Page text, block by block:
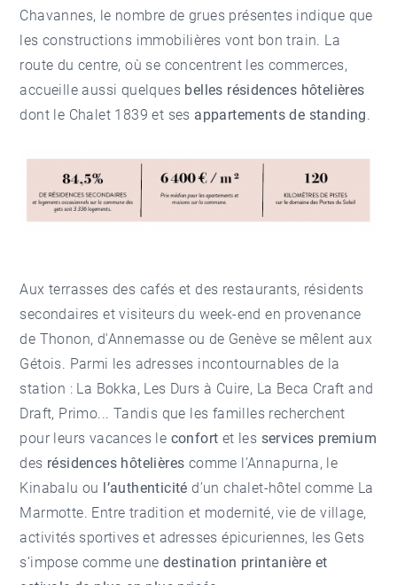
Chavannes, le nombre de grues présentes indique que
les constructions immobilières vont bon train. La
route du centre, où se concentrent les commerces,
accueille aussi quelques belles résidences hôtelières
dont le Chalet 1839 et ses appartements de standing.
Aux terrasses des cafés et des restaurants, résidents
secondaires et visiteurs du week-end en provenance
de Thonon, d'Annemasse ou de Genève se mêlent aux
Gétois. Parmi les adresses incontournables de la
station : La Bokka, Les Durs à Cuire, La Beca Craft and
Draft, Primo... Tandis que les familles recherchent
pour leurs vacances le confort et les services premium
des résidences hôtelières comme l’Annapurna, le
Kinabalu ou l’authenticité d’un chalet-hôtel comme La
Marmotte. Entre tradition et modernité, vie de village,
activités sportives et adresses épicuriennes, les Gets
s’impose comme unedestination printanière et